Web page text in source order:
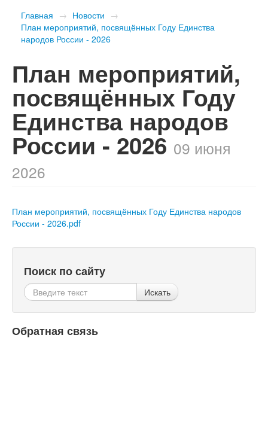
Главная → Новости →
План мероприятий, посвящённых Году Единства
народов России - 2026
План мероприятий,
посвящённых Году
Единства народов
России - 2026 09 июня
2026
План мероприятий, посвящённых Году Единства народов
России - 2026.pdf
Поиск по сайту
Искать
Обратная связь